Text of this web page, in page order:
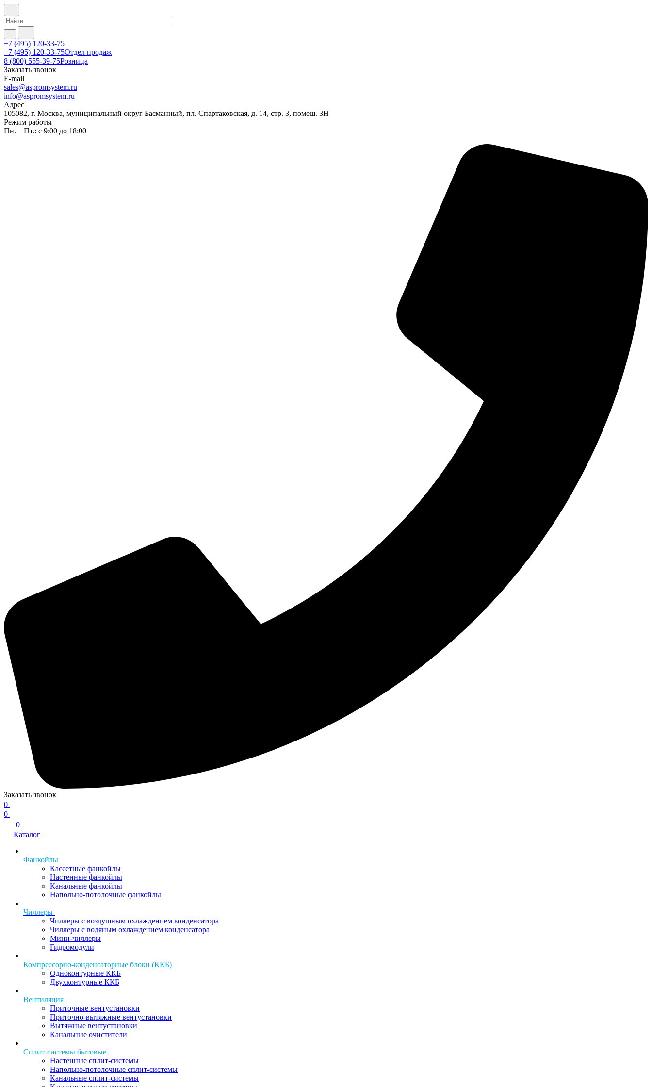
+7 (495) 120-33-75
+7 (495) 120-33-75Отдел продаж
8 (800) 555-39-75Розница
Заказать звонок
E-mail
sales@aspromsystem.ru
info@aspromsystem.ru
Адрес
105082, г. Москва, муниципальный округ Басманный, пл. Спартаковская, д. 14, стр. 3, помещ. 3Н
Режим работы
Пн. – Пт.: с 9:00 до 18:00
Заказать звонок
0
0
0
Каталог
Фанкойлы
Кассетные фанкойлы
Настенные фанкойлы
Канальные фанкойлы
Напольно-потолочные фанкойлы
Чиллеры
Чиллеры с воздушным охлаждением конденсатора
Чиллеры с водяным охлаждением конденсатора
Мини-чиллеры
Гидромодули
Компрессорно-конденсаторные блоки (ККБ)
Одноконтурные ККБ
Двухконтурные ККБ
Вентиляция
Приточные вентустановки
Приточно-вытяжные вентустановки
Вытяжные вентустановки
Канальные очистители
Сплит-системы бытовые
Настенные сплит-системы
Напольно-потолочные сплит-системы
Канальные сплит-системы